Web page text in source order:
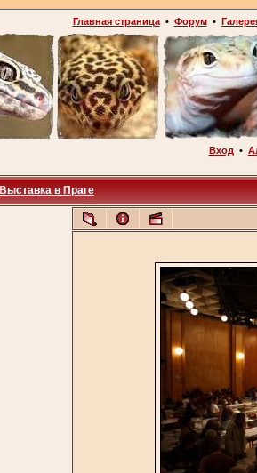
Главная страница• Форум•
Вход •
Выставка в Праге